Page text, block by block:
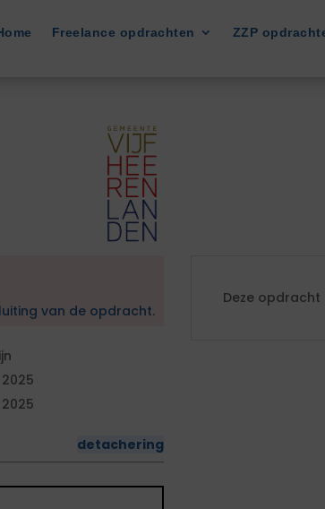
Freelance opdrachten ZZP
van de opdracht.
detachering
Deze opdracht